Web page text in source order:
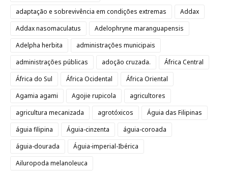
adaptação e sobrevivência em condições extremas
Addax
Addax nasomaculatus
Adelophryne maranguapensis
Adelpha herbita
administrações municipais
administrações públicas
adoção cruzada.
África Central
África do Sul
África Ocidental
África Oriental
Agamia agami
Agojie rupicola
agricultores
agricultura mecanizada
agrotóxicos
Águia das Filipinas
águia filipina
Águia-cinzenta
águia-coroada
águia-dourada
Águia-imperial-Ibérica
Ailuropoda melanoleuca